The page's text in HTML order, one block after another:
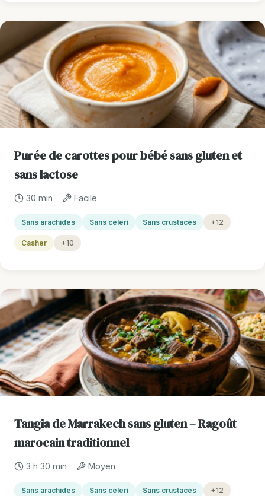
Purée de carottes pour bébé sans gluten et
sans lactose
30 min Facile
Sans arachides Sans céleri Sans crustacés +12
Casher +10
Tangia de Marrakech sans gluten – Ragoût
marocain traditionnel
3 h 30 min Moyen
Sans arachides Sans céleri Sans crustacés +12